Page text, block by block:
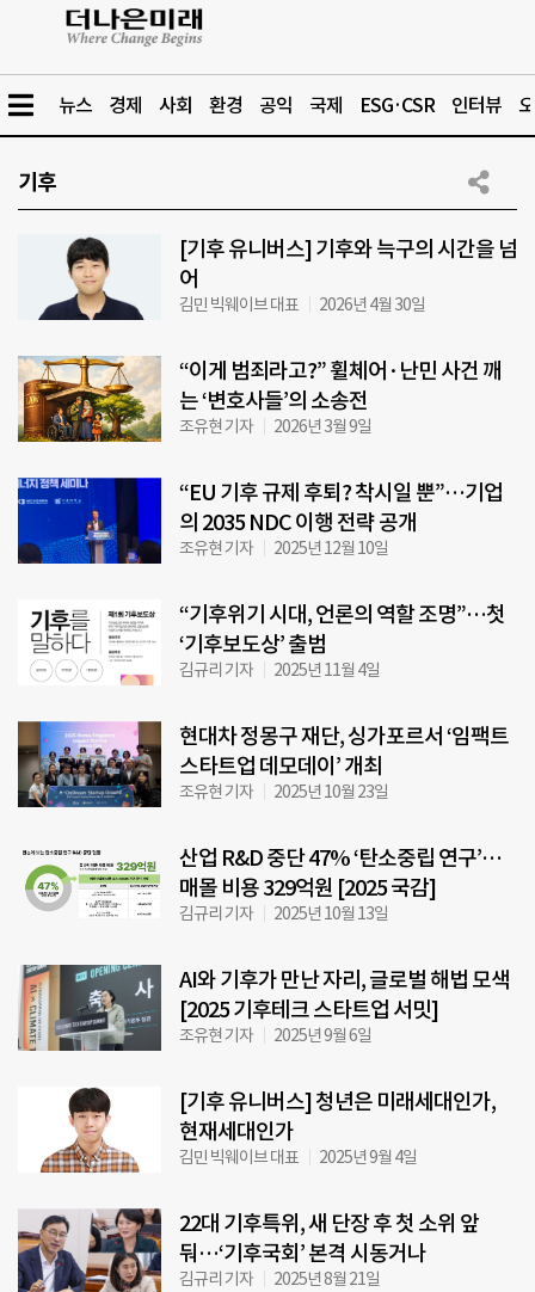
뉴스 경제 사회 환경 공익 국제 ESG·CSR 인터뷰
기후
[기후 유니버스] 기후와 늑구의 시간을 넘
어
김민 빅웨이브 대표 2026년 4월 30일
“이게 범죄라고?” 휠체어·난민 사건 깨
는 ‘변호사들’의 소송전
조유현 기자 2026년 3월 9일
“EU 기후 규제 후퇴? 착시일 뿐”…기업
의 2035 NDC 이행 전략 공개
조유현 기자 2025년 12월 10일
“기후위기 시대, 언론의 역할 조명”…첫
‘기후보도상’ 출범
김규리 기자 2025년 11월 4일
현대차 정몽구 재단, 싱가포르서 ‘임팩트
스타트업 데모데이’ 개최
조유현 기자 2025년 10월 23일
산업 R&D 중단 47% ‘탄소중립 연구’…
매몰 비용 329억원 [2025 국감]
김규리 기자 2025년 10월 13일
AI와 기후가 만난 자리, 글로벌 해법 모색
[2025 기후테크 스타트업 서밋]
조유현 기자 2025년 9월 6일
[기후 유니버스] 청년은 미래세대인가,
현재세대인가
김민 빅웨이브 대표 2025년 9월 4일
22대 기후특위, 새 단장 후 첫 소위 앞
둬…‘기후국회’ 본격 시동거나
김규리 기자 2025년 8월 21일